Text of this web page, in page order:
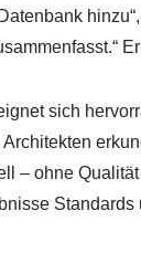
sich
Architekten
– ohne